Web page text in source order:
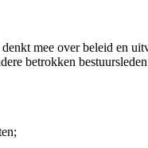
mee over beleid en
betrokken